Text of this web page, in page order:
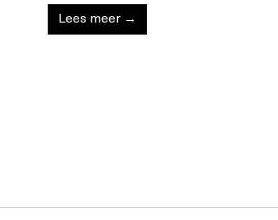
Lees meer →